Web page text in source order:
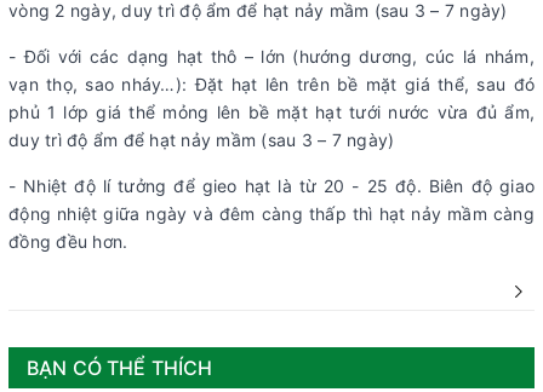
vòng 2 ngày, duy trì độ ẩm để hạt nảy mầm (sau 3 – 7 ngày)
- Đối với các dạng hạt thô – lớn (hướng dương, cúc lá nhám,
vạn thọ, sao nháy…): Đặt hạt lên trên bề mặt giá thể, sau đó
phủ 1 lớp giá thể mỏng lên bề mặt hạt tưới nước vừa đủ ẩm,
duy trì độ ẩm để hạt nảy mầm (sau 3 – 7 ngày)
- Nhiệt độ lí tưởng để gieo hạt là từ 20 - 25 độ. Biên độ giao
động nhiệt giữa ngày và đêm càng thấp thì hạt nảy mầm càng
đồng đều hơn.
BẠN CÓ THỂ THÍCH